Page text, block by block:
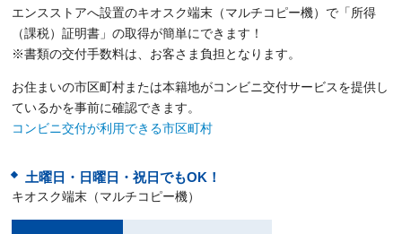
エンスストアへ設置のキオスク端末（マルチコピー機）で「所得
（課税）証明書」の取得が簡単にできます！
※書類の交付手数料は、お客さま負担となります。
お住まいの市区町村または本籍地がコンビニ交付サービスを提供し
ているかを事前に確認できます。
コンビニ交付が利用できる市区町村
土曜日・日曜日・祝日でもOK！
キオスク端末（マルチコピー機）